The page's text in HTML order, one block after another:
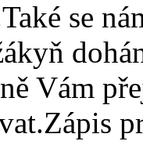
se
Vám